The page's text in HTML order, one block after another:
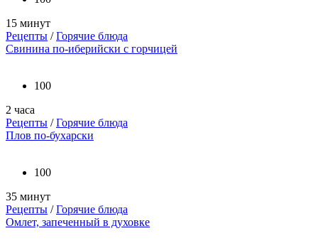
15 минут
Рецепты /Горячие блюда
Свинина по-иберийски с горчицей
100
2 часа
Рецепты /Горячие блюда
Плов по-бухарски
100
35 минут
Рецепты /Горячие блюда
Омлет, запеченный в духовке